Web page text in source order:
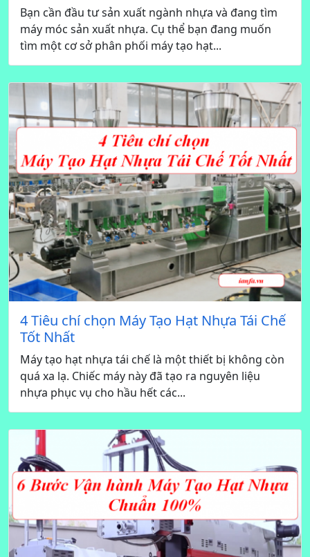
Bạn cần đầu tư sản xuất ngành nhựa và đang tìm
máy móc sản xuất nhựa. Cụ thể bạn đang muốn
tìm một cơ sở phân phối máy tạo hạt...
4 Tiêu chí chọn Máy Tạo Hạt Nhựa Tái Chế
Tốt Nhất
Máy tạo hạt nhựa tái chế là một thiết bị không còn
quá xa lạ. Chiếc máy này đã tạo ra nguyên liệu
nhựa phục vụ cho hầu hết các...